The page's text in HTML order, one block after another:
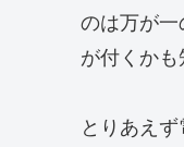
のは万が
が付くかも
とりあえ